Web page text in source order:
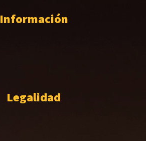
Información
Legalidad